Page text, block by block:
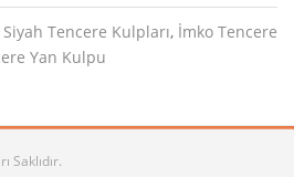
Siyah Tencere Kulpları, İmko Tencere
Yan Kulpu
Saklıdır.